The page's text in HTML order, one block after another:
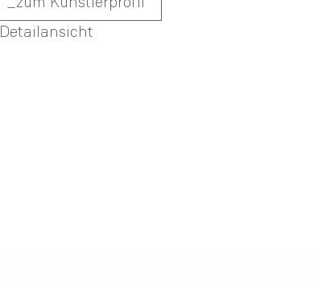
Detailansicht